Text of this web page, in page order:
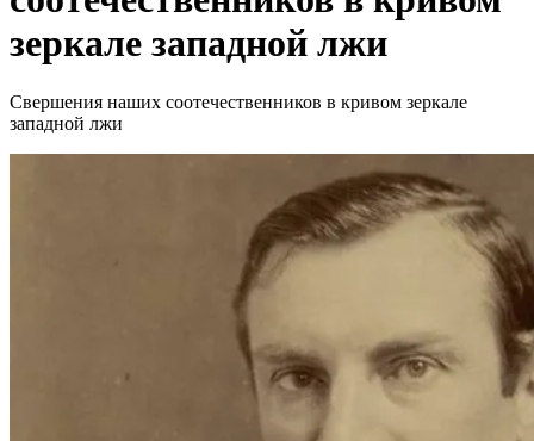
зеркале западной лжи
Свершения наших соотечественников в кривом зеркале
западной лжи